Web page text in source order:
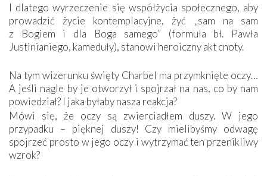
I dlatego wyrzeczenie się współżycia społecznego, aby
prowadzić życie kontemplacyjne, żyć „sam na sam
z Bogiem i dla Boga samego” (formuła bł. Pawła
Justinianiego, kameduły), stanowi heroiczny akt cnoty.
Na tym wizerunku święty Charbel ma przymknięte oczy…
A jeśli nagle by je otworzył i spojrzał na nas, co by nam
powiedział? I jaka byłaby nasza reakcja?
Mówi się, że oczy są zwierciadłem duszy. W jego
przypadku – pięknej duszy! Czy mielibyśmy odwagę
spojrzeć prosto w jego oczy i wytrzymać ten przenikliwy
wzrok?